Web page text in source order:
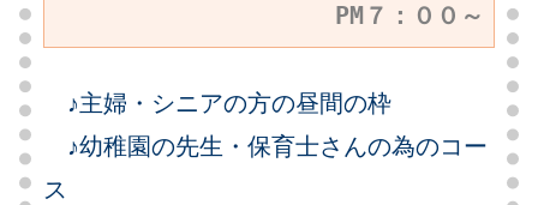
PM７：００～
♪主婦・シニアの方の昼間の枠
♪幼稚園の先生・保育士さんの為のコー
ス